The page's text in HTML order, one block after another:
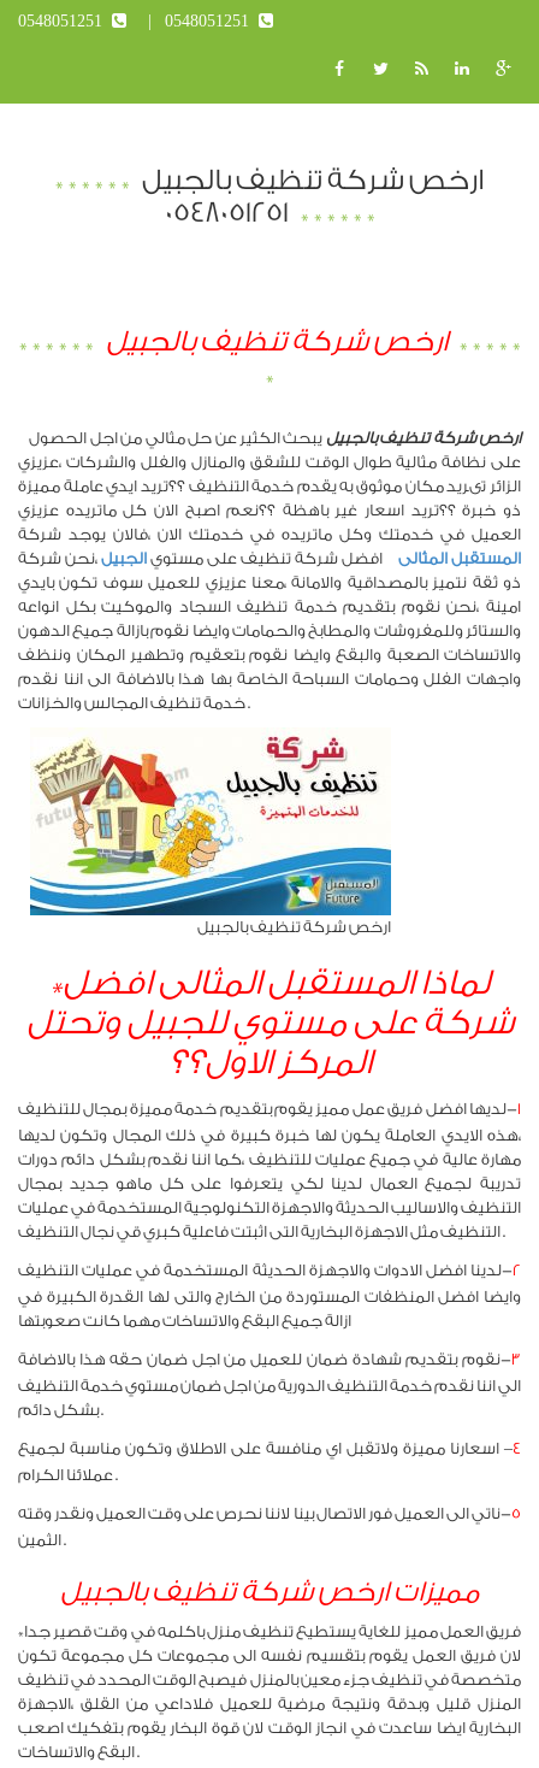
ارخص شركة تنظيف بالجبيل
0548051251
ارخص شركة تنظيف بالجبيل
ارخص شركة تنظيف بالجبيل يبحث الكثير عن حل مثالي من اجل الحصول
على نظافة مثالية طوال الوقت للشقق والمنازل والفلل والشركات ،عزيزي
الزائر تىريد مكان موثوق به يقدم خدمة التنظيف ؟؟تريد ايدي عاملة مميزة
ذو خبرة ؟؟تريد اسعار غير باهظة ؟؟نعم اصبح الان كل ماتريده عزيزي
العميل في خدمتك وكل ماتريده في خدمتك الان ،فالان يوجد شركة
المستقبل المثالى
افضل شركة تنظيف على مستوي الجبيل ،نحن شركة
ذو ثقة نتميز بالمصداقية والامانة ،معنا عزيزي للعميل سوف تكون بايدي
امينة ،نحن نقوم بتقديم خدمة تنظيف السجاد والموكيت بكل انواعه
والستائر وللمفروشات والمطابخ والحمامات وايضا نقوم بازالة جميع الدهون
والاتساخات الصعبة والبقع وايضا نقوم بتعقيم وتطهير المكان وننظف
واجهات الفلل وحمامات السباحة الخاصة بها هذا بالاضافة الى اننا نقدم
خدمة تنظيف المجالس والخزانات .
ارخص شركة تنظيف بالجبيل
*لماذا المستقبل المثالى افضل
شركة على مستوي للجبيل وتحتل
المركز الاول؟؟
١-لديها افضل فريق عمل مميز يقوم بتقديم خدمة مميزة بمجال للتنظيف
،هذه الايدي العاملة يكون لها خبرة كبيرة في ذلك المجال وتكون لديها
مهارة عالية في جميع عمليات للتنظيف ،كما اننا نقدم بشكل دائم دورات
تدريبة لجميع العمال لدينا لكي يتعرفوا على كل ماهو جديد بمجال
التنظيف والاساليب الحديثة والاجهزة التكنولوجية المستخدمة في عمليات
التنظيف مثل الاجهزة البخارية التى اثبتت فاعلية كبري قي نجال التنظيف .
٢-لدينا افضل الادوات والاجهزة الحديثة المستخدمة في عمليات التنظيف
وايضا افضل المنظفات المستوردة من الخارج والتى لها القدرة الكبيرة في
ازالة جميع البقع والاتساخات مهما كانت صعوبتها
٣-نقوم بتقديم شهادة ضمان للعميل من اجل ضمان حقه هذا بالاضافة
الي اننا نقدم خدمة التنظيف الدورية من اجل ضمان مستوي خدمة التنظيف
بشكل دائم .
٤– اسعارنا مميزة ولاتقبل اي منافسة على الاطلاق وتكون مناسبة لجميع
عملائنا الكرام .
٥-ناتي الى العميل فور الاتصال بينا لاننا نحرص على وقت العميل ونقدر وقته
الثمين .
مميزات ارخص شركة تنظيف بالجبيل
*فريق العمل مميز للغاية يستطيع تنظيف منزل باكلمه في وقت قصير جدا
لان فريق العمل يقوم بتقسيم نفسه الى مجموعات كل مجموعة تكون
متخصصة في تنظيف جزء معين بالمنزل فيصبح الوقت المحدد في تنظيف
المنزل قليل وبدقة ونتيجة مرضية للعميل فلاداعي من القلق ،الاجهزة
البخارية ايضا ساعدت في انجاز الوقت لان قوة البخار يقوم بتفكيك اصعب
البقع والاتساخات .